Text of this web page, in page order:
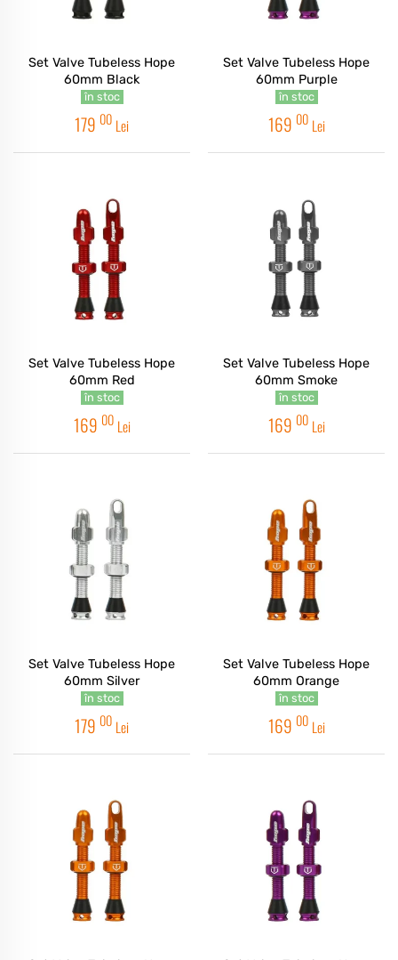
Set Valve Tubeless Hope
60mm Black
în stoc
179 00 Lei
Set Valve Tubeless Hope
60mm Purple
în stoc
169 00 Lei
Set Valve Tubeless Hope
60mm Red
în stoc
169 00 Lei
Set Valve Tubeless Hope
60mm Smoke
în stoc
169 00 Lei
Set Valve Tubeless Hope
60mm Silver
în stoc
179 00 Lei
Set Valve Tubeless Hope
60mm Orange
în stoc
169 00 Lei